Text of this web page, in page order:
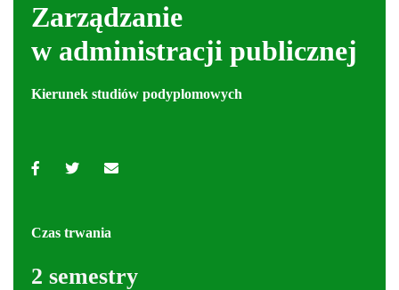
Zarządzanie
w administracji publicznej
Kierunek studiów podyplomowych
Czas trwania
2 semestry